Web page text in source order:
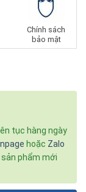
Chính sách
bảo mật
tục hàng ngày
hoặc Zalo
phẩm mới